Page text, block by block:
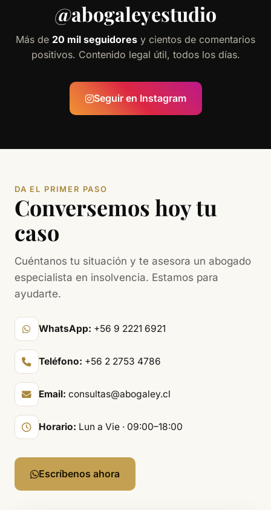
@abogaleyestudio
Más de 20 mil seguidores y cientos de comentarios
positivos. Contenido legal útil, todos los días.
Seguir en Instagram
DA EL PRIMER PASO
Conversemos hoy tu
caso
Cuéntanos tu situación y te asesora un abogado
especialista en insolvencia. Estamos para
ayudarte.
WhatsApp: +56 9 2221 6921
Teléfono: +56 2 2753 4786
Email: consultas@abogaley.cl
Horario: Lun a Vie · 09:00–18:00
Escríbenos ahora